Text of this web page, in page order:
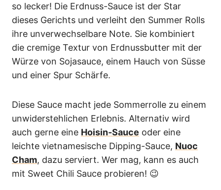
so lecker! Die Erdnuss-Sauce ist der Star
dieses Gerichts und verleiht den Summer Rolls
ihre unverwechselbare Note. Sie kombiniert
die cremige Textur von Erdnussbutter mit der
Würze von Sojasauce, einem Hauch von Süsse
und einer Spur Schärfe.
Diese Sauce macht jede Sommerrolle zu einem
unwiderstehlichen Erlebnis. Alternativ wird
auch gerne eine Hoisin-Sauce oder eine
leichte vietnamesische Dipping-Sauce, Nuoc
Cham, dazu serviert. Wer mag, kann es auch
mit Sweet Chili Sauce probieren! 😉